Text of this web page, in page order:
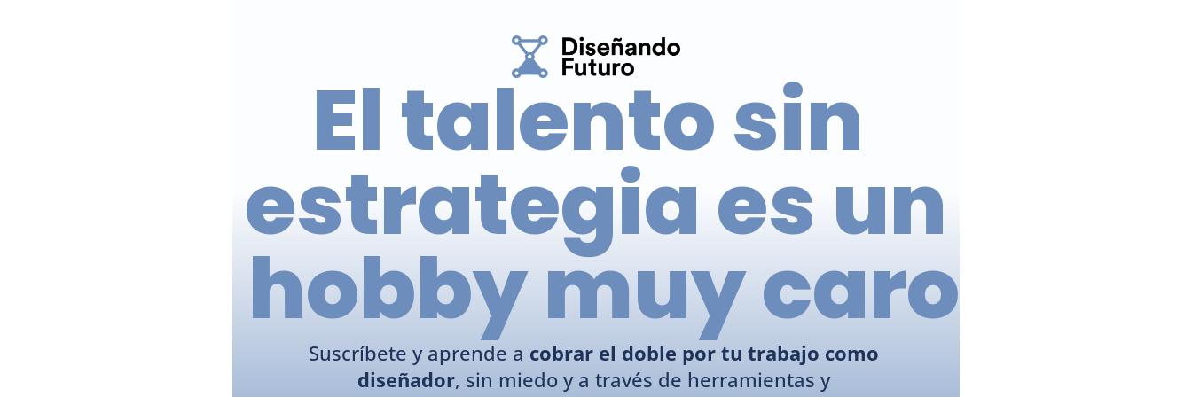
El talento sin
estrategia es un
hobby muy caro
Suscríbete y aprende a cobrar el doble por tu trabajo como
diseñador, sin miedo y a través de herramientas y